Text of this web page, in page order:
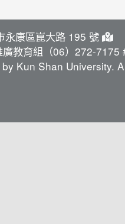
永康區崑大路 195 號
教育組（06）272-7175
Kun Shan University.